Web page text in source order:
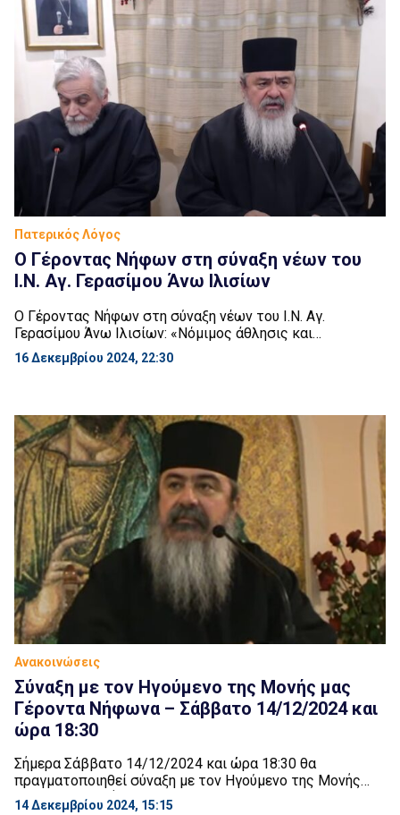
Πατερικός Λόγος
Ο Γέροντας Νήφων στη σύναξη νέων του
Ι.Ν. Αγ. Γερασίμου Άνω Ιλισίων
Ο Γέροντας Νήφων στη σύναξη νέων του Ι.Ν. Αγ.
Γερασίμου Άνω Ιλισίων: «Νόμιμος άθλησις και
πνευματικός αγώνας»
16 Δεκεμβρίου 2024, 22:30
Ανακοινώσεις
Σύναξη με τον Ηγούμενο της Mονής μας
Γέροντα Νήφωνα – Σάββατο 14/12/2024 και
ώρα 18:30
Σήμερα Σάββατο 14/12/2024 και ώρα 18:30 θα
πραγματοποιηθεί σύναξη με τον Ηγούμενο της Mονής
μας Γέροντα Νήφωνα. Στο σταθμό του μετρό Ελληνικού
14 Δεκεμβρίου 2024, 15:15